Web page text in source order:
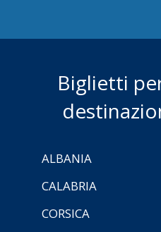
Biglietti
ALBANIA
CALABRIA
CORSICA